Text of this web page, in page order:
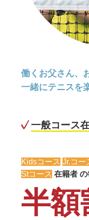
働くお父さん、
一緒にテニスを
一般コース
Kidsコース Jr.コー
Stコース 在籍者
半額